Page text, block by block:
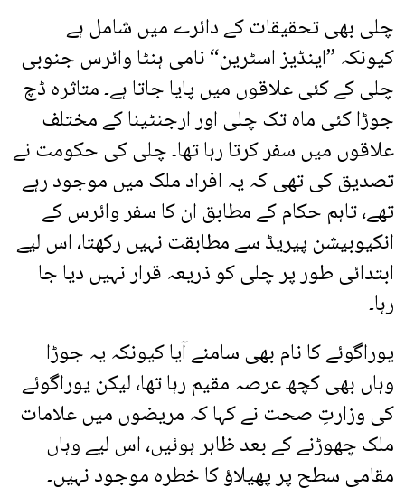
چلی بھی تحقیقات کے دائرے میں شامل ہے
کیونکہ ”اینڈیز اسٹرین“ نامی ہنٹا وائرس جنوبی
چلی کے کئی علاقوں میں پایا جاتا ہے۔ متاثرہ ڈچ
جوڑا کئی ماہ تک چلی اور ارجنٹینا کے مختلف
علاقوں میں سفر کرتا رہا تھا۔ چلی کی حکومت نے
تصدیق کی تھی کہ یہ افراد ملک میں موجود رہے
تھے، تاہم حکام کے مطابق ان کا سفر وائرس کے
انکیوبیشن پیریڈ سے مطابقت نہیں رکھتا، اس لیے
ابتدائی طور پر چلی کو ذریعہ قرار نہیں دیا جا
رہا۔
یوراگوئے کا نام بھی سامنے آیا کیونکہ یہ جوڑا
وہاں بھی کچھ عرصہ مقیم رہا تھا، لیکن یوراگوئے
کی وزارتِ صحت نے کہا کہ مریضوں میں علامات
ملک چھوڑنے کے بعد ظاہر ہوئیں، اس لیے وہاں
مقامی سطح پر پھیلاؤ کا خطرہ موجود نہیں۔